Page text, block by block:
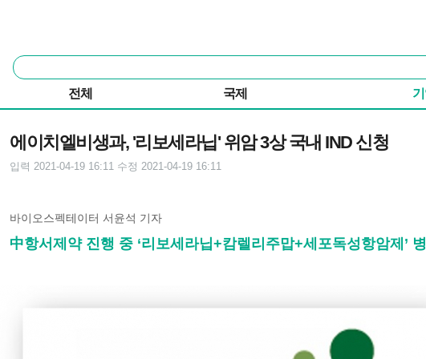
통
합
색
전체 국제
에이치엘비생과, '리보세라닙' 위암 3상 국내 IND 신청
입력 2021-04-19 16:11 수정 2021-04-19 16:11
바이오스펙테이터 서윤석 기자
中항서제약 진행 중 ‘리보세라닙+캄렐리주맙+세포독성항암제’